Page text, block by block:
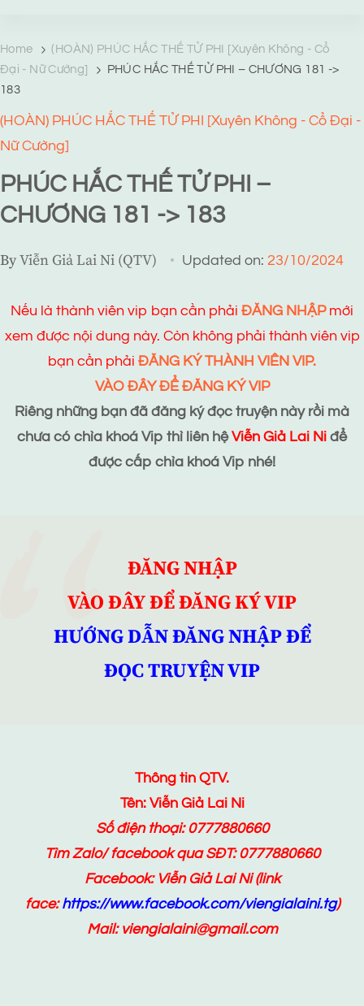
Home
(HOÀN) PHÚC HẮC THẾ TỬ PHI [Xuyên Không - Cổ
Đại - Nữ Cường]
PHÚC HẮC THẾ TỬ PHI – CHƯƠNG 181 ->
183
(HOÀN) PHÚC HẮC THẾ TỬ PHI [Xuyên Không - Cổ Đại -
Nữ Cường]
PHÚC HẮC THẾ TỬ PHI –
CHƯƠNG 181 -> 183
ByViễn Giả Lai Ni (QTV) Updated on: 23/10/2024
Nếu là thành viên vip bạn cần phải ĐĂNG NHẬPmới
xem được nội dung này. Còn không phải thành viên vip
bạn cần phải ĐĂNG KÝ THÀNH VIÊN VIP.
VÀO ĐÂY ĐỂ ĐĂNG KÝ VIP
Riêng những bạn đã đăng ký đọc truyện này rồi mà
chưa có chìa khoá Vip thì liên hệViễn Giả Lai Ni để
được cấp chìa khoá Vip nhé!
ĐĂNG NHẬP
VÀO ĐÂY ĐỂ ĐĂNG KÝ VIP
HƯỚNG DẪN ĐĂNG NHẬP ĐỂ
ĐỌC TRUYỆN VIP
Thông tin QTV.
Tên: Viễn Giả Lai Ni
Số điện thoại: 0777880660
Tìm Zalo/ facebook qua SĐT: 0777880660
Facebook: Viễn Giả Lai Ni(link
face:https://www.facebook.com/viengialaini.tg)
Mail: viengialaini@gmail.com